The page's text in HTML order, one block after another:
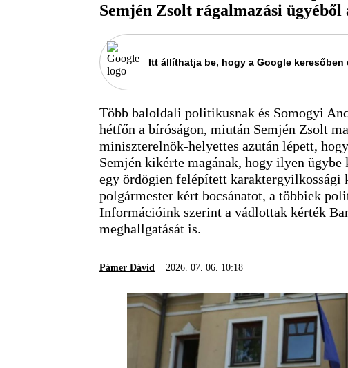
Semjén Zsolt rágalmazási ügyéből
Itt állíthatja be, hogy a Google
Több baloldali politikusnak és Somogyi
hétfőn a bíróságon, miután Semjén Zsolt
miniszterelnök-helyettes azután lépett,
Semjén kikérte magának, hogy ilyen
egy ördögien felépített karaktergyilkossági
polgármester kért bocsánatot, a többiek
Információink szerint a vádlottak kérték
meghallgatását is.
Pámer Dávid 2026. 07. 06. 10:18